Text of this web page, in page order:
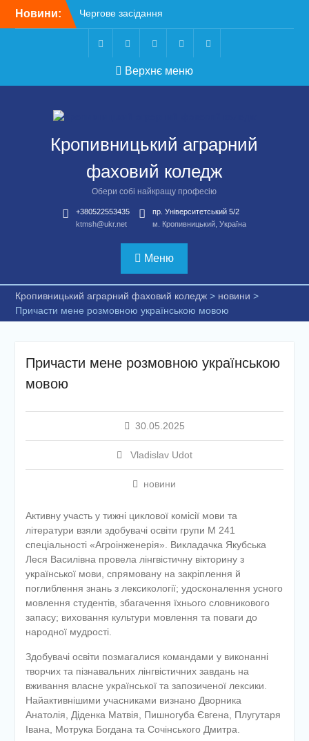
Новини:
Чергове засідання
стипендіальної комісії:
основні рішення
Небезпечні розваги
можуть коштувати життя
Крок до сучасної
ВСТУП-2026
TelegramFacebookInstagram Youtube
Верхнє меню
Кропивницький аграрний
фаховий коледж
Обери собі найкращу професію
+380522553435
ktmsh@ukr.net
пр. Університетський 5/2
м. Кропивницький, Україна
Меню
Кропивницький аграрний фаховий коледж> новини >
Причасти мене розмовною українською мовою
Причасти мене розмовною українською
мовою
30.05.2025
Vladislav Udot
новини
Активну участь у тижні циклової комісії мови та
літератури взяли здобувачі освіти групи М 241
спеціальності «Агроінженерія». Викладачка Якубська
Леся Василівна провела лінгвістичну вікторину з
української мови, спрямовану на закріплення й
поглиблення знань з лексикології; удосконалення усного
мовлення студентів, збагачення їхнього словникового
запасу; виховання культури мовлення та поваги до
народної мудрості.
Здобувачі освіти позмагалися командами у виконанні
творчих та пізнавальних лінгвістичних завдань на
вживання власне української та запозиченої лексики.
Найактивнішими учасниками визнано Дворника
Анатолія, Діденка Матвія, Пишногуба Євгена, Плугутаря
Івана, Мотрука Богдана та Сочінського Дмитра.